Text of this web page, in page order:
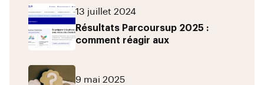
13 juillet 2024
Résultats Parcoursup 2025 :
comment réagir aux
9 mai 2025